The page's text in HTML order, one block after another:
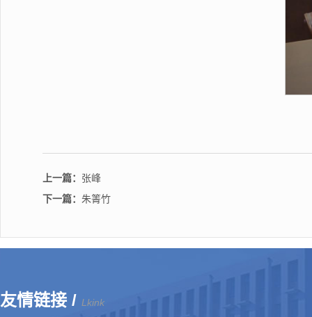
上一篇： 张峰
下一篇： ​朱箐竹
友情链接 / Lkink